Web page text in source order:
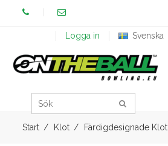
Logga in Svenska
Start Klot Färdigdesignade Klot